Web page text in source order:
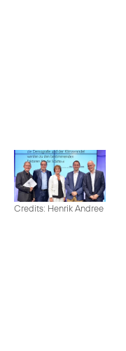
Credits: Henrik Andree